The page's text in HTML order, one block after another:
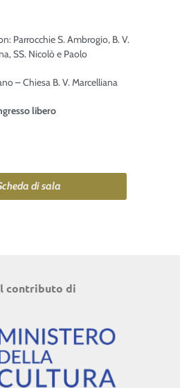
Parrocchie S. Ambrogio, B. V.
SS. Nicolò e Paolo
– Chiesa B. V. Marcelliana
libero
di sala
contributo di